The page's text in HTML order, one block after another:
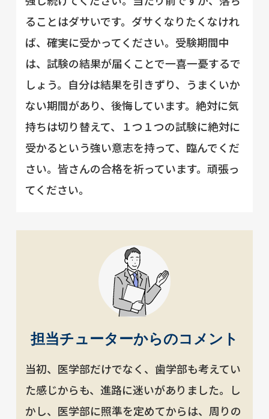
ることはダサいです。ダサくなりたくなけれ
ば、確実に受かってください。受験期間中
は、試験の結果が届くことで一喜一憂するで
しょう。自分は結果を引きずり、うまくいか
ない期間があり、後悔しています。絶対に気
持ちは切り替えて、１つ１つの試験に絶対に
受かるという強い意志を持って、臨んでくだ
さい。皆さんの合格を祈っています。頑張っ
てください。
担当チューターからのコメント
当初、医学部だけでなく、歯学部も考えてい
た感じからも、進路に迷いがありました。し
かし、医学部に照準を定めてからは、周りの